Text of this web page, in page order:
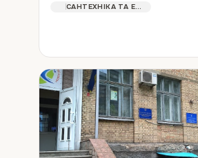
САНТЕХНІКА ТА ЕЛЕКТРИКА